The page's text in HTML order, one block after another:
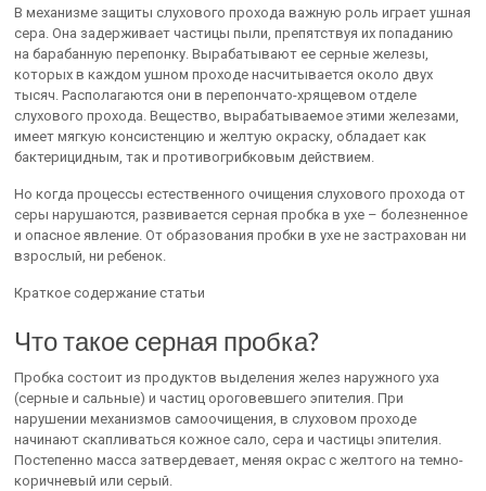
В механизме защиты слухового прохода важную роль играет ушная
сера. Она задерживает частицы пыли, препятствуя их попаданию
на барабанную перепонку. Вырабатывают ее серные железы,
которых в каждом ушном проходе насчитывается около двух
тысяч. Располагаются они в перепончато-хрящевом отделе
слухового прохода. Вещество, вырабатываемое этими железами,
имеет мягкую консистенцию и желтую окраску, обладает как
бактерицидным, так и противогрибковым действием.
Но когда процессы естественного очищения слухового прохода от
серы нарушаются, развивается серная пробка в ухе – болезненное
и опасное явление. От образования пробки в ухе не застрахован ни
взрослый, ни ребенок.
Краткое содержание статьи
Что такое серная пробка?
Пробка состоит из продуктов выделения желез наружного уха
(серные и сальные) и частиц ороговевшего эпителия. При
нарушении механизмов самоочищения, в слуховом проходе
начинают скапливаться кожное сало, сера и частицы эпителия.
Постепенно масса затвердевает, меняя окрас с желтого на темно-
коричневый или серый.